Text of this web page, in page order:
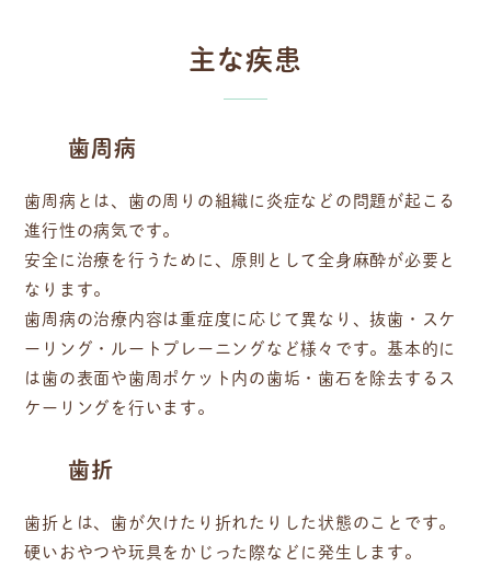
主な疾患
歯周病
歯周病とは、歯の周りの組織に炎症などの問題が起こる
進行性の病気です。
安全に治療を行うために、原則として全身麻酔が必要と
なります。
歯周病の治療内容は重症度に応じて異なり、抜歯・スケ
ーリング・ルートプレーニングなど様々です。基本的に
は歯の表面や歯周ポケット内の歯垢・歯石を除去するス
ケーリングを行います。
歯折
歯折とは、歯が欠けたり折れたりした状態のことです。
硬いおやつや玩具をかじった際などに発生します。